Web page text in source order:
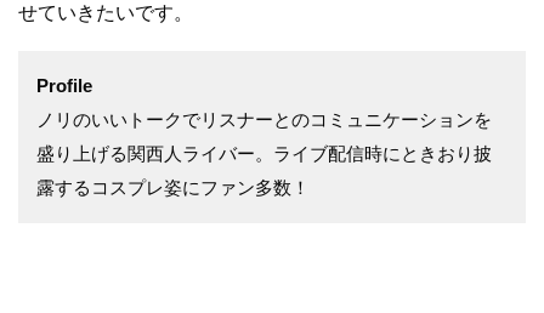
せていきたいです。
Profile
ノリのいいトークでリスナーとのコミュニケーションを
盛り上げる関西人ライバー。ライブ配信時にときおり披
露するコスプレ姿にファン多数！